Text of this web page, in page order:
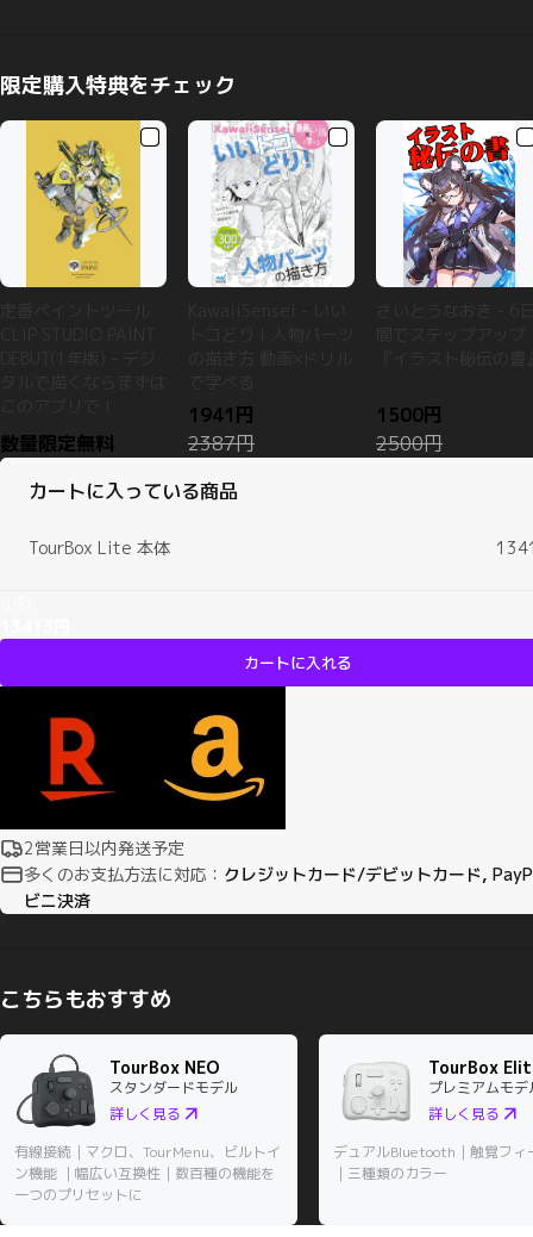
限定購入特典をチェック
数量限定無料
1941円
2387円
1500円
2500円
カートに入っている商品
TourBox Lite 本体
カートに入れる
2営業日以内発送予定
多くのお支払方法に対応： クレジットカード/デビットカード,
ビニ決済
こちらもおすすめ
TourBox NEO
スタンダードモデル
詳しく見る
有線接続｜マクロ、TourMenu、ビルトイ
ン機能 ｜幅広い互換性｜数百種の機能を
一つのプリセットに
TourBox
プレミアムモデ
詳しく見る
デュアルBluetooth｜触覚フィ
｜三種類のカラー